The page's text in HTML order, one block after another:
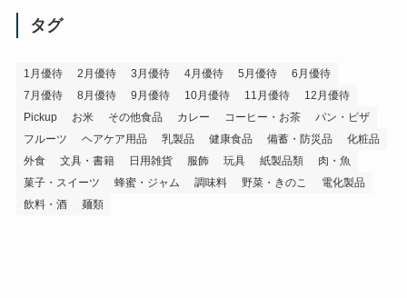
タグ
1月優待 2月優待 3月優待 4月優待 5月優待
6月優待
7月優待
8月優待 9月優待 10月優待 11月優待
12月優待
Pickup
お米 その他食品 カレー コーヒー・お茶
パン・ピザ
フルーツ
ヘアケア用品 乳製品 健康食品 備蓄・防災品
化粧品
外食
文具・書籍 日用雑貨 服飾 玩具 紙製品類
肉・魚
菓子・スイーツ
蜂蜜・ジャム 調味料 野菜・きのこ
電化製品
飲料・酒
麺類